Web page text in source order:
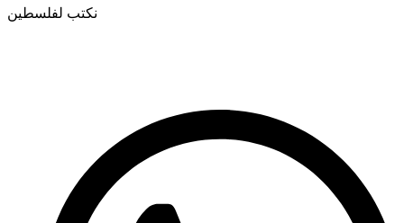
نكتب لفلسطين